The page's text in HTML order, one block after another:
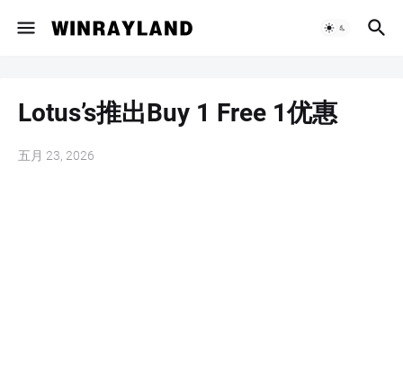
Lotus’s推出Buy 1 Free 1优惠
五月 23, 2026